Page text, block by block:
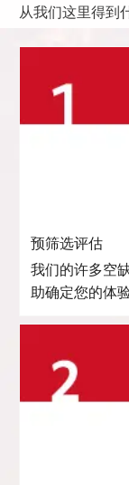
从我们这里得到
预筛选评估
我们的许多空
助确定您的体